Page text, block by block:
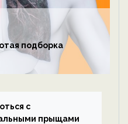
подборка
с
прыщами